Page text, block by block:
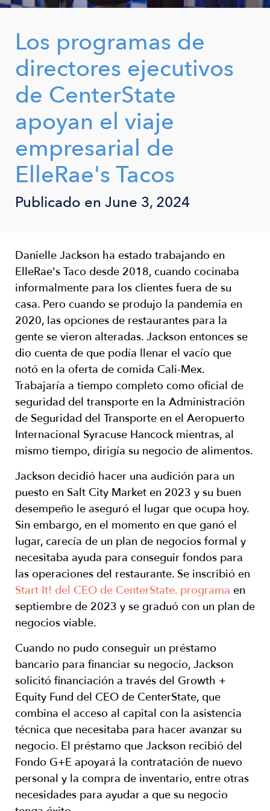
Los programas de
directores ejecutivos
de CenterState
apoyan el viaje
empresarial de
ElleRae's Tacos
Publicado en June 3, 2024
Danielle Jackson ha estado trabajando en
ElleRae's Taco desde 2018, cuando cocinaba
informalmente para los clientes fuera de su
casa. Pero cuando se produjo la pandemia en
2020, las opciones de restaurantes para la
gente se vieron alteradas. Jackson entonces se
dio cuenta de que podía llenar el vacío que
notó en la oferta de comida Cali-Mex.
Trabajaría a tiempo completo como oficial de
seguridad del transporte en la Administración
de Seguridad del Transporte en el Aeropuerto
Internacional Syracuse Hancock mientras, al
mismo tiempo, dirigía su negocio de alimentos.
Jackson decidió hacer una audición para un
puesto en Salt City Market en 2023 y su buen
desempeño le aseguró el lugar que ocupa hoy.
Sin embargo, en el momento en que ganó el
lugar, carecía de un plan de negocios formal y
necesitaba ayuda para conseguir fondos para
las operaciones del restaurante. Se inscribió en
Start It! del CEO de CenterState. programa en
septiembre de 2023 y se graduó con un plan de
negocios viable.
Cuando no pudo conseguir un préstamo
bancario para financiar su negocio, Jackson
solicitó financiación a través del Growth +
Equity Fund del CEO de CenterState, que
combina el acceso al capital con la asistencia
técnica que necesitaba para hacer avanzar su
negocio. El préstamo que Jackson recibió del
Fondo G+E apoyará la contratación de nuevo
personal y la compra de inventario, entre otras
necesidades para ayudar a que su negocio